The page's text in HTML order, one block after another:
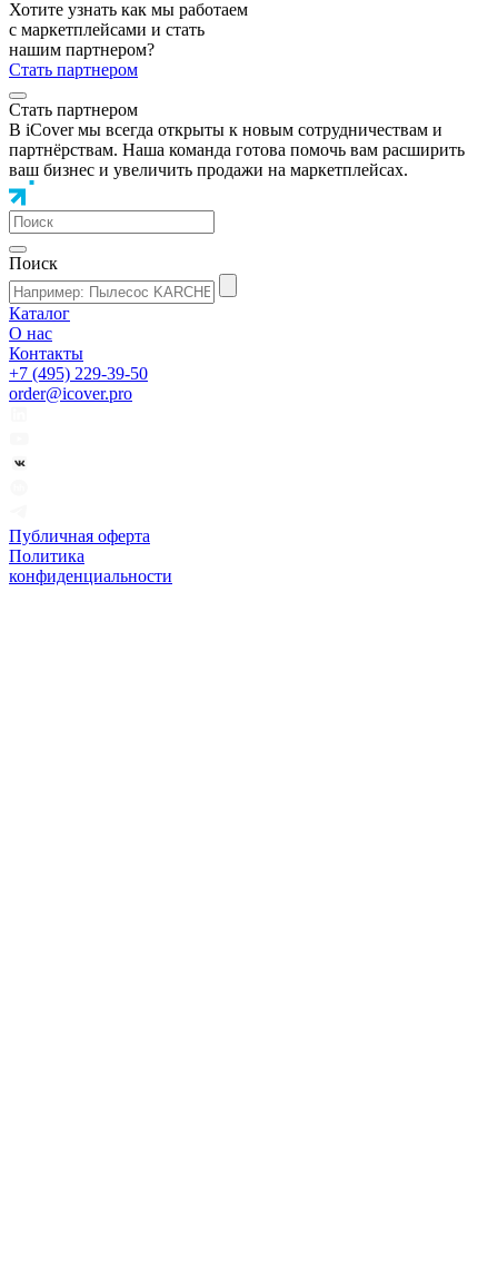
Хотите узнать как мы работаем
с маркетплейсами и стать
нашим партнером?
Стать партнером
Стать партнером
В iCover мы всегда открыты к новым сотрудничествам и
партнёрствам. Наша команда готова помочь вам расширить
ваш бизнес и увеличить продажи на маркетплейсах.
Поиск
Каталог
О нас
Контакты
+7 (495) 229-39-50
order@icover.pro
Публичная оферта
Политика
конфиденциальности